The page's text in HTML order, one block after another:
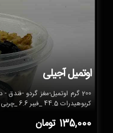
اوتمیل آجیلی
کربوهیدرات 44.5 _فیبر 6.6 _چربی 52.5
135,000 تومان